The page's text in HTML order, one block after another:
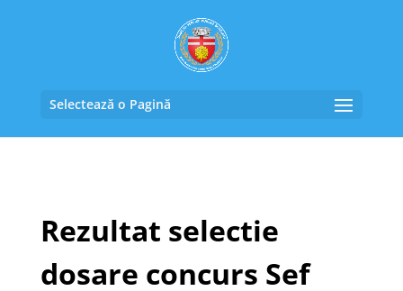
Selectează o Pagină
Rezultat selectie
dosare concurs Sef